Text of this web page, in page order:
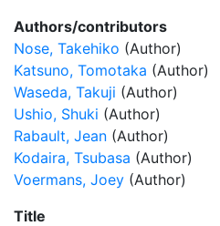
Authors/contributors
Nose, Takehiko (Author)
Katsuno, Tomotaka (Author)
Waseda, Takuji (Author)
Ushio, Shuki (Author)
Rabault, Jean (Author)
Kodaira, Tsubasa (Author)
Voermans, Joey (Author)
Title